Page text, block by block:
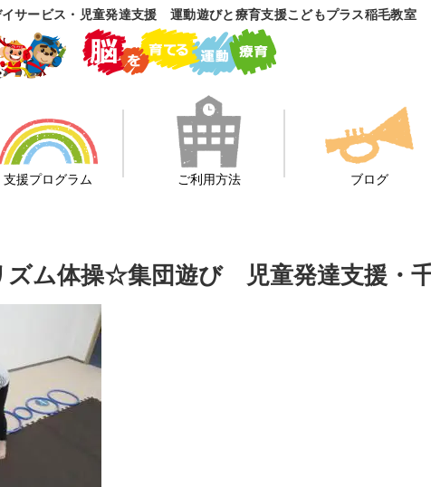
サービス・児童発達支援 運動遊びと療育支援こどもプラス稲毛教室
支援プログラム ご利用方法 ブログ
ズム体操☆集団遊び 児童発達支援・